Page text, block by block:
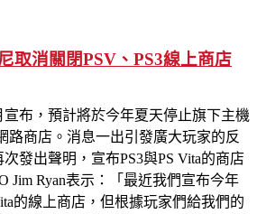
取消關閉PSV、PS3線上商店
布，預計將於今年夏天停止旗下主機
路商店。消息一出引發廣大玩家的反
發出聲明，宣布PS3與PS Vita的商店
Jim Ryan表示：「最近我們宣布今年
的線上商店，但根據玩家們給我們的